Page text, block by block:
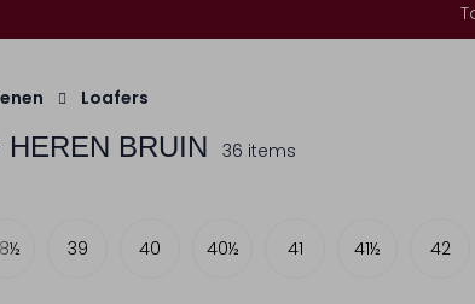
Loafers
HEREN BRUIN 36 items
39 40 40½ 41 41½ 42